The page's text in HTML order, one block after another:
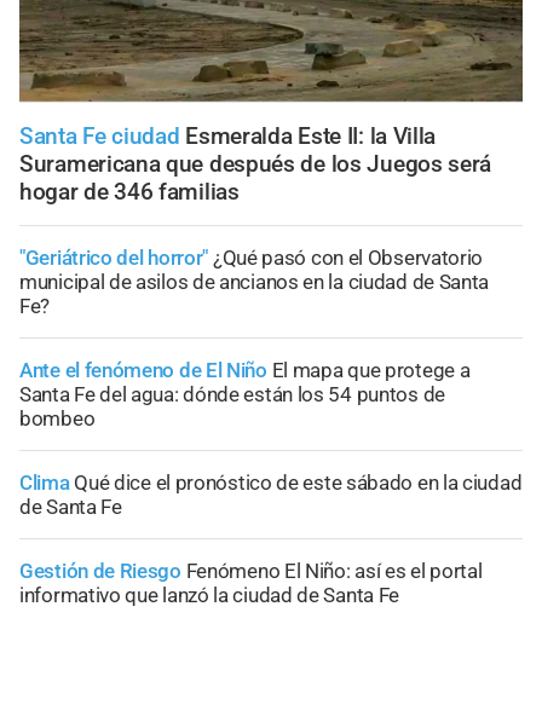
Santa Fe ciudad Esmeralda Este II: la Villa
Suramericana que después de los Juegos será
hogar de 346 familias
"Geriátrico del horror" ¿Qué pasó con el Observatorio
municipal de asilos de ancianos en la ciudad de Santa
Fe?
Ante el fenómeno de El Niño El mapa que protege a
Santa Fe del agua: dónde están los 54 puntos de
bombeo
Clima Qué dice el pronóstico de este sábado en la ciudad
de Santa Fe
Gestión de Riesgo Fenómeno El Niño: así es el portal
informativo que lanzó la ciudad de Santa Fe